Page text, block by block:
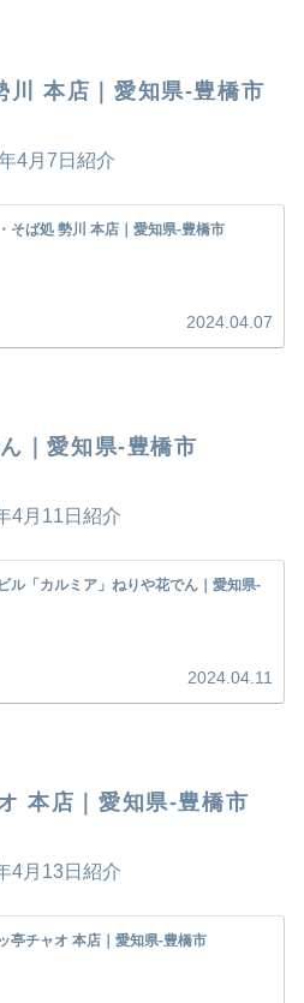
川 本店｜愛知県-豊橋市
4月7日紹介
そば処 勢川 本店｜愛知県-豊橋市
2024.04.07
｜愛知県-豊橋市
4月11日紹介
ル「カルミア」ねりや花でん｜愛知県-
2024.04.11
本店｜愛知県-豊橋市
4月13日紹介
亭チャオ 本店｜愛知県-豊橋市